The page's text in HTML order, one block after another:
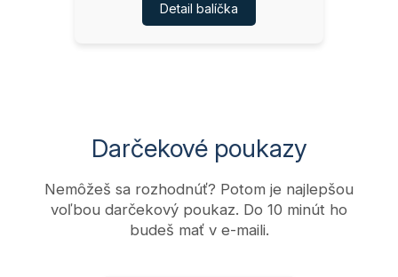
Detail balíčka
Darčekové poukazy
Nemôžeš sa rozhodnúť? Potom je najlepšou
voľbou darčekový poukaz. Do 10 minút ho
budeš mať v e-maili.